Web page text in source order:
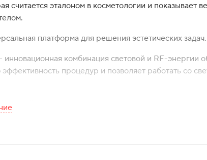
считается эталоном в косметологии и показывает
платформа для решения эстетических задач.
комбинация световой и RF-энергии
процедур и позволяет работать со
диапазон частот позволяет индивидуально
оптимальное сочетание эффективности и